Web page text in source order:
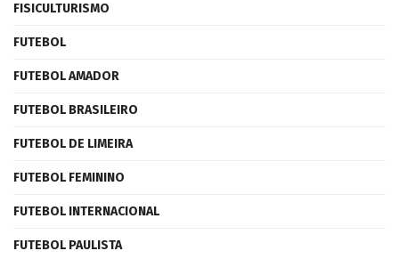
FISICULTURISMO
FUTEBOL
FUTEBOL AMADOR
FUTEBOL BRASILEIRO
FUTEBOL DE LIMEIRA
FUTEBOL FEMININO
FUTEBOL INTERNACIONAL
FUTEBOL PAULISTA